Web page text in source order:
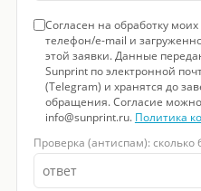
Согласен на обработку
телефон/e-mail и
этой заявки. Данные
Sunprint по электронной
(Telegram) и хранятся до
обращения. Согласие
info@sunprint.ru. Политика
Проверка (антиспам): сколько